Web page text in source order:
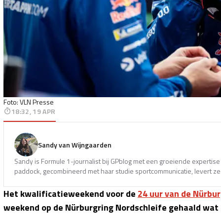
Foto: VLN Presse
18:32, 19 APR
Sandy van Wijngaarden
Sandy is Formule 1-journalist bij GPblog met een groeiende
paddock, gecombineerd met haar studie sportcommunicatie, levert
Het kwalificatieweekend voor de 24 uur van de
weekend op de Nürburgring Nordschleife gehaald